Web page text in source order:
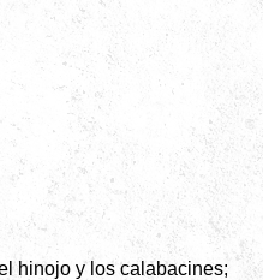
hinojo y los calabacines;